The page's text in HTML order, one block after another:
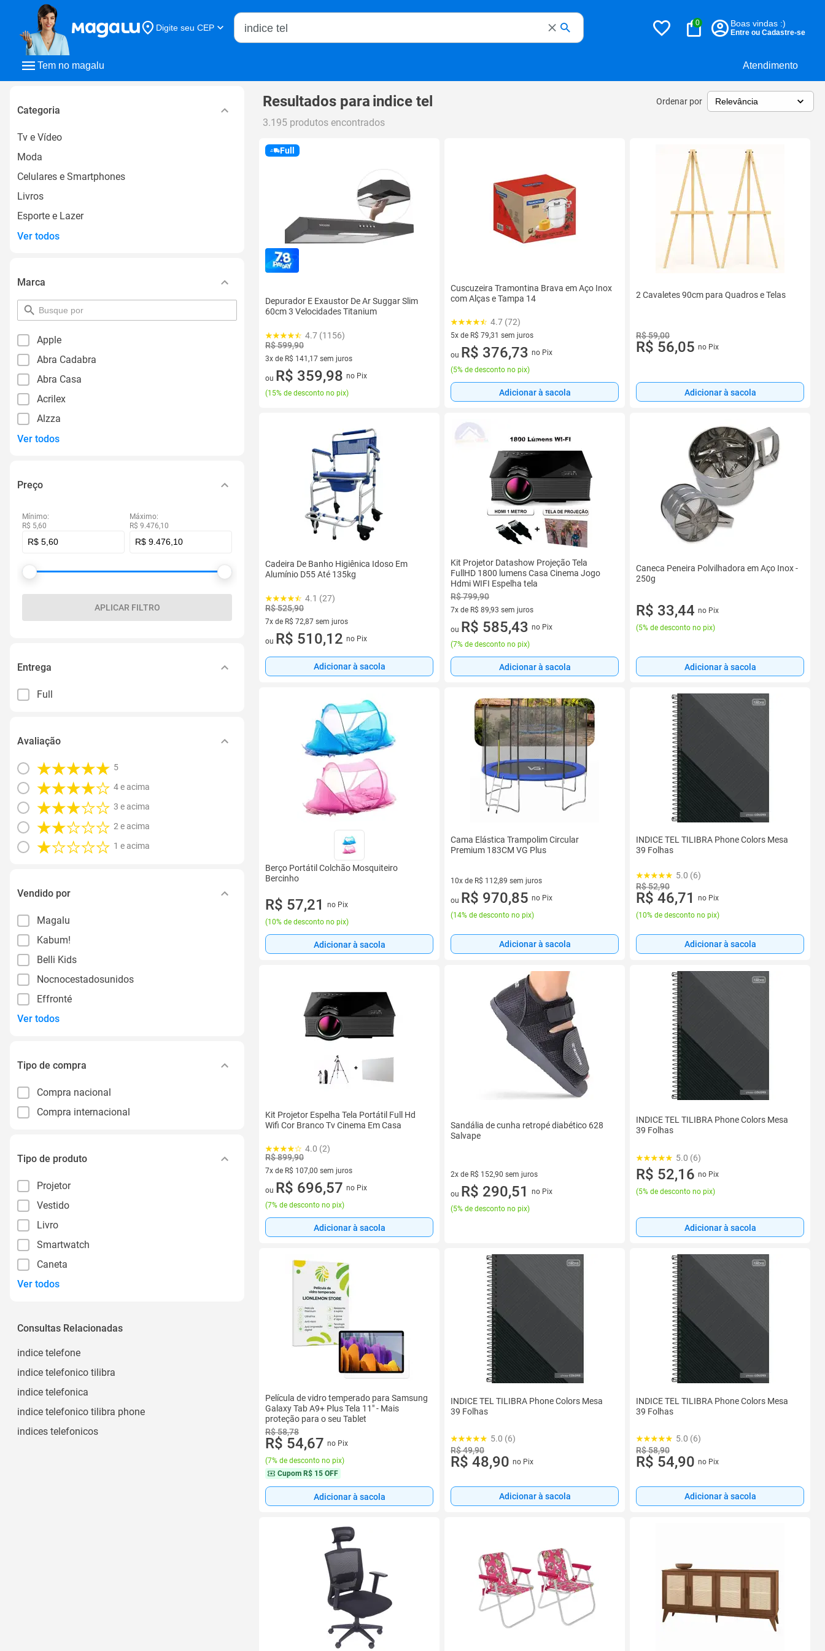
Tem no magalu Atendimento
Digite seu CEP
Buscar no Magalu
0 Boas vindas :)
Entre ou Cadastre-se
Categoria
Tv e Vídeo
Moda
Celulares e Smartphones
Livros
Esporte e Lazer
Ver todos
Marca
pesquisar
por
Apple
Abra Cadabra
Abra Casa
Acrilex
Alzza
Ver todos
Preço
Mínimo:
R$ 5,60
Máximo:
R$ 9.476,10
APLICAR FILTRO
Entrega
Full
Avaliação
5
4 e acima
3 e acima
2 e acima
1 e acima
Vendido por
Magalu
Kabum!
Belli Kids
Nocnocestadosunidos
Effronté
Ver todos
Tipo de compra
Compra nacional
Compra internacional
Tipo de produto
Projetor
Vestido
Livro
Smartwatch
Caneta
Ver todos
Consultas Relacionadas
indice telefone
indice telefonico tilibra
indice telefonica
indice telefonico tilibra phone
indices telefonicos
Resultados para indice tel Ordenar por
3.195 produtos encontrados
Full
Depurador E Exaustor De Ar Suggar Slim
60cm 3 Velocidades Titanium
4.7 (1156)
R$ 599,90
3x de R$ 141,17 sem juros
3 vez de R$ 141,17 sem juros
ou R$ 359,98 no Pix
(15% de desconto no pix)
Cuscuzeira Tramontina Brava em Aço Inox
com Alças e Tampa 14
4.7 (72)
5x de R$ 79,31 sem juros
5 vez de R$ 79,31 sem juros
ou R$ 376,73 no Pix
(5% de desconto no pix)
Adicionar à sacola
2 Cavaletes 90cm para Quadros e Telas
R$ 59,00
R$ 56,05 no Pix
Adicionar à sacola
Cadeira De Banho Higiênica Idoso Em
Alumínio D55 Até 135kg
4.1 (27)
R$ 525,90
7x de R$ 72,87 sem juros
7 vez de R$ 72,87 sem juros
ou R$ 510,12 no Pix
Adicionar à sacola
Kit Projetor Datashow Projeção Tela
FullHD 1800 lumens Casa Cinema Jogo
Hdmi WIFI Espelha tela
R$ 799,90
7x de R$ 89,93 sem juros
7 vez de R$ 89,93 sem juros
ou R$ 585,43 no Pix
(7% de desconto no pix)
Adicionar à sacola
Caneca Peneira Polvilhadora em Aço Inox -
250g
R$ 33,44 no Pix
(5% de desconto no pix)
Adicionar à sacola
Berço Portátil Colchão Mosquiteiro
Bercinho
R$ 57,21
no Pix
(10% de desconto no pix)
Adicionar à sacola
Cama Elástica Trampolim Circular
Premium 183CM VG Plus
10x de R$ 112,89 sem juros
10 vez de R$ 112,89 sem juros
ou R$ 970,85 no Pix
(14% de desconto no pix)
Adicionar à sacola
INDICE TEL TILIBRA Phone Colors Mesa
39 Folhas
5.0 (6)
R$ 52,90
R$ 46,71
no Pix
(10% de desconto no pix)
Adicionar à sacola
Kit Projetor Espelha Tela Portátil Full Hd
Wifi Cor Branco Tv Cinema Em Casa
4.0 (2)
R$ 899,90
7x de R$ 107,00 sem juros
7 vez de R$ 107,00 sem juros
ou R$ 696,57 no Pix
(7% de desconto no pix)
Adicionar à sacola
Sandália de cunha retropé diabético 628
Salvape
2x de R$ 152,90 sem juros
2 vez de R$ 152,90 sem juros
ou R$ 290,51
no Pix
(5% de desconto no pix)
INDICE TEL TILIBRA Phone Colors Mesa
39 Folhas
5.0 (6)
R$ 52,16 no Pix
(5% de desconto no pix)
Adicionar à sacola
Película de vidro temperado para Samsung
Galaxy Tab A9+ Plus Tela 11" - Mais
proteção para o seu Tablet
R$ 58,78
R$ 54,67 no Pix
(7% de desconto no pix)
Cupom R$ 15 OFF
Adicionar à sacola
INDICE TEL TILIBRA Phone Colors Mesa
39 Folhas
5.0 (6)
R$ 49,90
R$ 48,90 no Pix
Adicionar à sacola
INDICE TEL TILIBRA Phone Colors Mesa
39 Folhas
5.0 (6)
R$ 58,90
R$ 54,90 no Pix
Adicionar à sacola